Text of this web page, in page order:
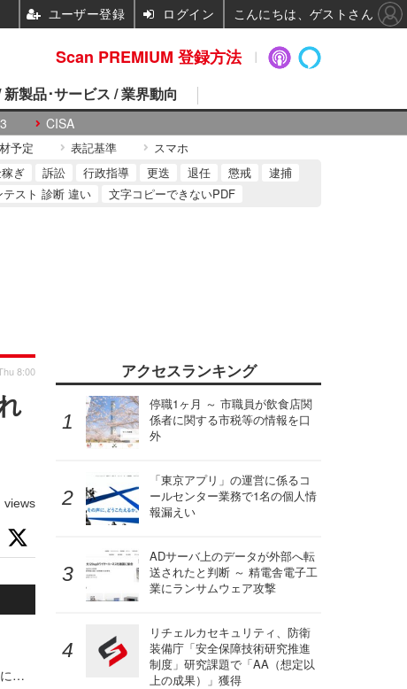
CISA
製品･サービス / 業界動向
予定 表記基準 スマホ
ぎ 訴訟 行政指導 更迭 退任 懲戒
逮捕
テスト 診断 違い 文字コピーできないPDF
8:00
views
VPS.org の one-click deployment テンプレートに複数の脆弱性
アクセスランキング
停職1ヶ月 ～ 市職員が飲食店関
係者に関する市税等の情報を口
外
「東京アプリ」の運営に係るコ
ールセンター業務で1名の個人情
報漏えい
ADサーバ上のデータが外部へ転
送されたと判断 ～ 精電舎電子工
業にランサムウェア攻撃
リチェルカセキュリティ、防衛
装備庁「安全保障技術研究推進
制度」研究課題で「AA（想定以
上の成果）」獲得
Scan PREMIUM 登録方法
ユーザー登録 ログイン こんにちは、ゲストさん